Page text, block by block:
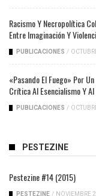
Racismo Y Necropolítica
Entre Imaginación Y
PUBLICACIONES /
«Pasando El Fuego» Por
Crítica Al Esencialismo Y
PUBLICACIONES /
PESTEZINE
Pestezine #14 (2015)
PESTEZINE / NOVIEMBRE